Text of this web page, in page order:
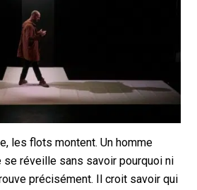
les flots montent. Un homme
se réveille sans savoir pourquoi ni
précisément. Il croit savoir qui